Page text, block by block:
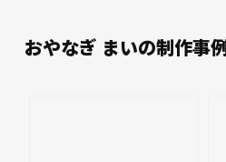
おやなぎ まいの制作事例